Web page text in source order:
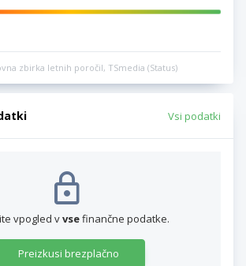
zbirka letnih poročil, TSmedia (Status)
Vsi podatki
vpogled vvsefinančne podatke.
Preizkusi brezplačno